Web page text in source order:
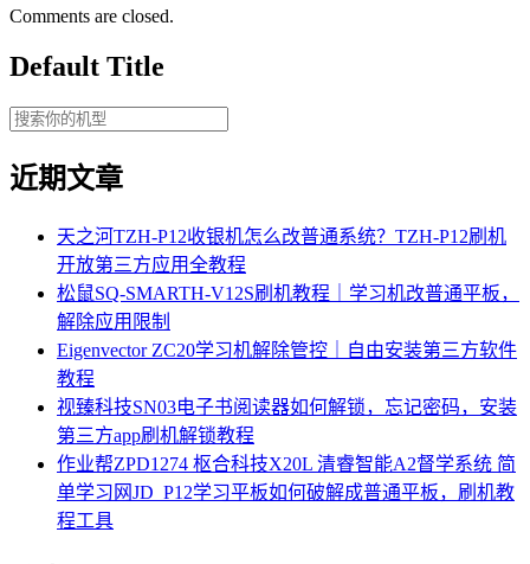
Comments are closed.
Default Title
近期文章
天之河TZH-P12收银机怎么改普通系统？TZH-P12刷机
开放第三方应用全教程
松鼠SQ-SMARTH-V12S刷机教程｜学习机改普通平板，
解除应用限制
Eigenvector ZC20学习机解除管控｜自由安装第三方软件
教程
视臻科技SN03电子书阅读器如何解锁，忘记密码，安装
第三方app刷机解锁教程
作业帮ZPD1274 枢合科技X20L 清睿智能A2督学系统 简
单学习网JD_P12学习平板如何破解成普通平板，刷机教
程工具